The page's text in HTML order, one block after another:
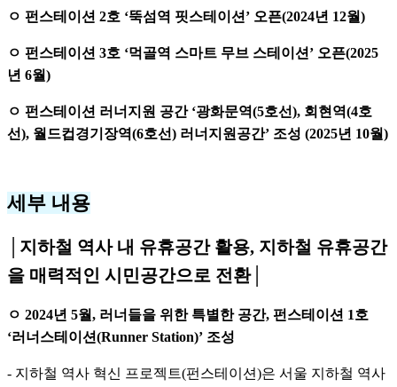
ㅇ 펀스테이션 2호 ‘뚝섬역 핏스테이션’ 오픈(2024년 12월)
ㅇ 펀스테이션 3호 ‘먹골역 스마트 무브 스테이션’ 오픈(2025
년 6월)
ㅇ 펀스테이션 러너지원 공간 ‘광화문역(5호선), 회현역(4호
선), 월드컵경기장역(6호선) 러너지원공간’ 조성 (2025년 10월)
세부 내용
│지하철 역사 내 유휴공간 활용, 지하철 유휴공간
을 매력적인 시민공간으로 전환│
ㅇ 2024년 5월, 러너들을 위한 특별한 공간, 펀스테이션 1호
‘러너스테이션(Runner Station)’ 조성
- 지하철 역사 혁신 프로젝트(펀스테이션)은 서울 지하철 역사